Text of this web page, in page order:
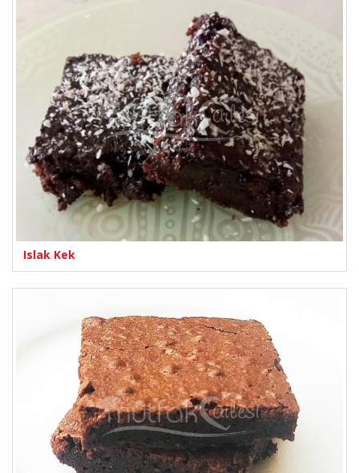
Islak Kek